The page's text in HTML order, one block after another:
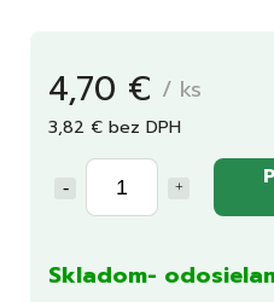
4,70 € / ks
3,82 € bez DPH
Skladom-